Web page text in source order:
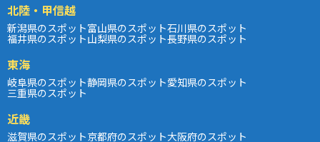
北陸・甲信越
新潟県のスポット富山県のスポット石川県のスポット
福井県のスポット山梨県のスポット長野県のスポット
東海
岐阜県のスポット静岡県のスポット愛知県のスポット
三重県のスポット
近畿
滋賀県のスポット京都府のスポット大阪府のスポット